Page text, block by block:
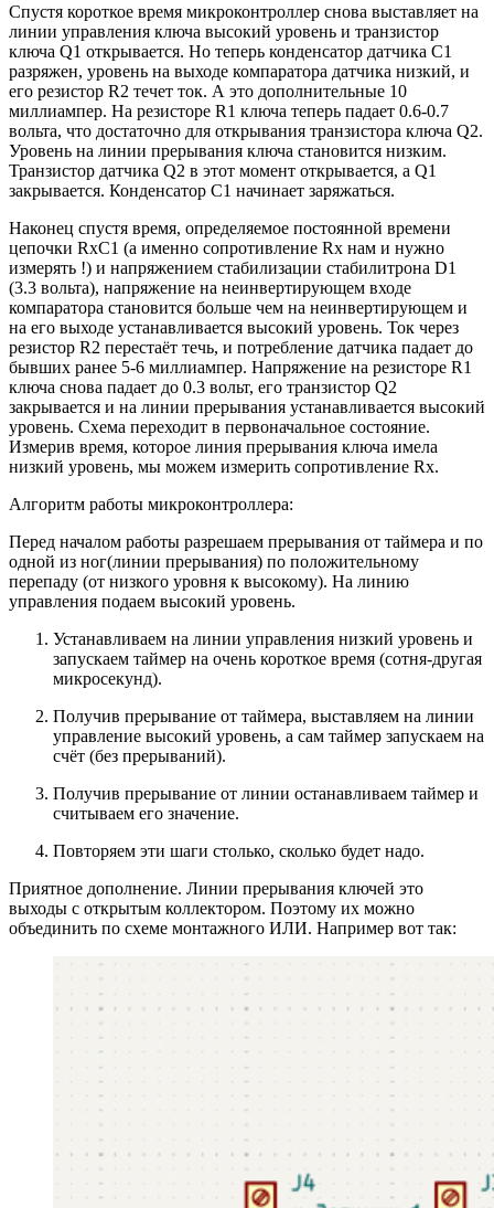
Спустя короткое время микроконтроллер снова выставляет на
линии управления ключа высокий уровень и транзистор
ключа Q1 открывается. Но теперь конденсатор датчика C1
разряжен, уровень на выходе компаратора датчика низкий, и
его резистор R2 течет ток. А это дополнительные 10
миллиампер. На резисторе R1 ключа теперь падает 0.6-0.7
вольта, что достаточно для открывания транзистора ключа Q2.
Уровень на линии прерывания ключа становится низким.
Транзистор датчика Q2 в этот момент открывается, а Q1
закрывается. Конденсатор C1 начинает заряжаться.
Наконец спустя время, определяемое постоянной времени
цепочки RxC1 (а именно сопротивление Rx нам и нужно
измерять !) и напряжением стабилизации стабилитрона D1
(3.3 вольта), напряжение на неинвертирующем входе
компаратора становится больше чем на неинвертирующем и
на его выходе устанавливается высокий уровень. Ток через
резистор R2 перестаёт течь, и потребление датчика падает до
бывших ранее 5-6 миллиампер. Напряжение на резисторе R1
ключа снова падает до 0.3 вольт, его транзистор Q2
закрывается и на линии прерывания устанавливается высокий
уровень. Схема переходит в первоначальное состояние.
Измерив время, которое линия прерывания ключа имела
низкий уровень, мы можем измерить сопротивление Rx.
Алгоритм работы микроконтроллера:
Перед началом работы разрешаем прерывания от таймера и по
одной из ног(линии прерывания) по положительному
перепаду (от низкого уровня к высокому). На линию
управления подаем высокий уровень.
Устанавливаем на линии управления низкий уровень и
запускаем таймер на очень короткое время (сотня-другая
микросекунд).
Получив прерывание от таймера, выставляем на линии
управление высокий уровень, а сам таймер запускаем на
счёт (без прерываний).
Получив прерывание от линии останавливаем таймер и
считываем его значение.
Повторяем эти шаги столько, сколько будет надо.
Приятное дополнение. Линии прерывания ключей это
выходы с открытым коллектором. Поэтому их можно
объединить по схеме монтажного ИЛИ. Например вот так: